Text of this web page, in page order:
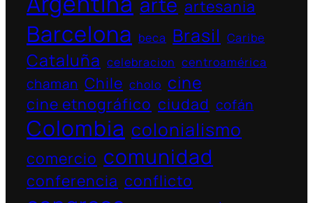
artesania
Barcelona beca Brasil Caribe
Cataluña celebracion centroamérica
chaman Chile cholo cine
cine etnográfico ciudad cofán
Colombia colonialismo
comercio comunidad
conferencia conflicto